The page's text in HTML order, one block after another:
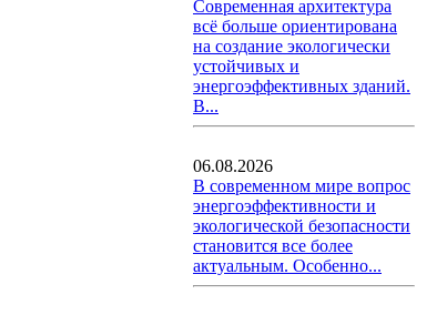
Современная архитектура
всё больше ориентирована
на создание экологически
устойчивых и
энергоэффективных зданий.
В...
06.08.2026
В современном мире вопрос
энергоэффективности и
экологической безопасности
становится все более
актуальным. Особенно...